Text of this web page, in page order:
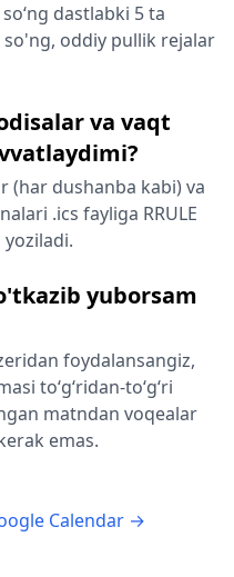
dastlabki 5 ta
oddiy pullik rejalar
va vaqt
(har dushanba kabi) va
.ics fayliga RRULE
yuborsam
foydalansangiz,
toʻgʻridan-toʻgʻri
matndan voqealar
emas.
Calendar →